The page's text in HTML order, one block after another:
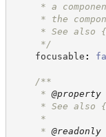
* a component
* the
* See also {
*/
focusable :
/**
* @property
* See also {
*
* @readonly